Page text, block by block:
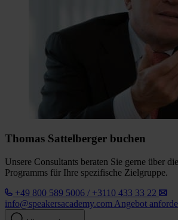
Thomas Sattelberger buchen
Unsere Consultants beraten Sie gerne über
Programms für Ihre spezifische Zielgruppe.
+49 800 589 5006 / +3110 433 33 22
info@speakersacademy.com Angebot